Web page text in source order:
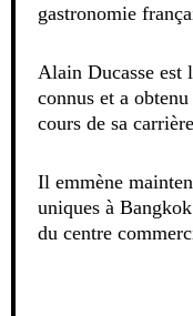
gastronomie
Alain Ducasse est
connus et a
cours de sa
Il emmène
uniques à
du centre